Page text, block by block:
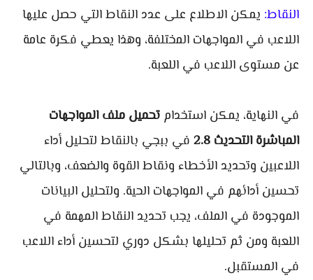
النقاط: يمكن الاطلاع على عدد النقاط التي حصل عليها
اللاعب في المواجهات المختلفة، وهذا يعطي فكرة عامة
عن مستوى اللاعب في اللعبة.
في النهاية، يمكن استخدام تحميل ملف المواجهات
المباشرة التحديث 2.8
في ببجي بالنقاط لتحليل أداء
اللاعبين وتحديد الأخطاء ونقاط القوة والضعف، وبالتالي
تحسين أدائهم في المواجهات الحية. ولتحليل البيانات
الموجودة في الملف، يجب تحديد النقاط المهمة في
اللعبة ومن ثم تحليلها بشكل دوري لتحسين أداء اللاعب
في المستقبل.